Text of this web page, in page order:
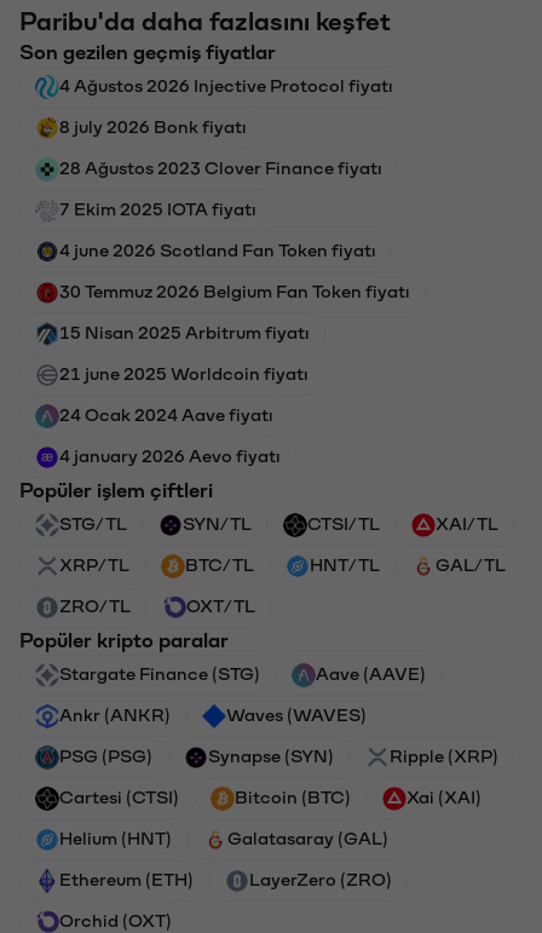
Paribu'da daha fazlasını keşfet
Son gezilen geçmiş fiyatlar
4 Ağustos 2026 Injective Protocol fiyatı
8 july 2026 Bonk fiyatı
28 Ağustos 2023 Clover Finance fiyatı
7 Ekim 2025 IOTA fiyatı
4 june 2026 Scotland Fan Token fiyatı
30 Temmuz 2026 Belgium Fan Token fiyatı
15 Nisan 2025 Arbitrum fiyatı
21 june 2025 Worldcoin fiyatı
24 Ocak 2024 Aave fiyatı
4 january 2026 Aevo fiyatı
Popüler işlem çiftleri
STG/TL SYN/TL CTSI/TL XAI/TL
XRP/TL BTC/TL HNT/TL GAL/TL
ZRO/TL OXT/TL
Popüler kripto paralar
Stargate Finance (STG) Aave (AAVE)
Ankr (ANKR) Waves (WAVES)
PSG (PSG) Synapse (SYN) Ripple (XRP)
Cartesi (CTSI) Bitcoin (BTC) Xai (XAI)
Helium (HNT) Galatasaray (GAL)
Ethereum (ETH) LayerZero (ZRO)
Orchid (OXT)